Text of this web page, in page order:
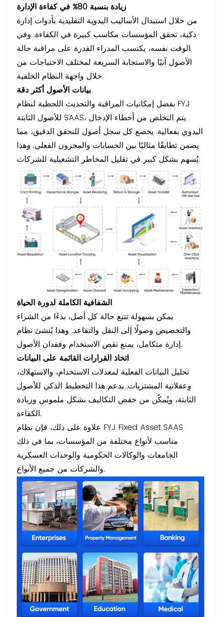
زيادة بنسبة 80% في كفاءة الإدارة
من خلال استبدال الأساليب اليدوية التقليدية بأدوات إدارة
ذكية، تحقق المؤسسات مكاسب كبيرة في الكفاءة. وفي
الوقت نفسه، يكتسب المدراء القدرة على مراقبة حالة
الأصول آنيًا والاستجابة السريعة لمختلف الاحتياجات من
خلال واجهة النظام الخلفية.
بيانات الأصول أكثر دقة
بفضل إمكانيات المراقبة والتحديث اللحظية لنظام FYJ
للأصول الثابتة SAAS، يتم التخلص من أخطاء الإدخال
اليدوي بفعالية. يخضع كل سجل أصول للتحقق الدقيق، مما
يضمن تطابقًا مثاليًا بين الحسابات والمخزون الفعلي. وهذا
يُسهم بشكل كبير في تقليل المخاطر التشغيلية للشركات.
الشفافية الكاملة لدورة الحياة
يمكن بسهولة تتبع حالة كل أصل، بدءًا من الشراء
والتخصيص وصولًا إلى النقل والتقاعد. وهذا يُنشئ نظام
إدارة متكامل، يمنع نقص الاستخدام وفقدان الأصول.
اتخاذ القرارات القائمة على البيانات
تحليل البيانات الفعلية لمعدلات الاستخدام، والاستهلاك،
وعقلانية المشتريات. يدعم هذا التخطيط الذكي للأصول
الثابتة، ويُمكّن من خفض التكاليف بشكل ملموس وزيادة
الكفاءة.
علاوة على ذلك، فإن نظام FYJ Fixed Asset SAAS
مناسب لأنواع مختلفة من المؤسسات، بما في ذلك
الجامعات والوكالات الحكومية والوحدات العسكرية
والشركات من جميع الأنواع.